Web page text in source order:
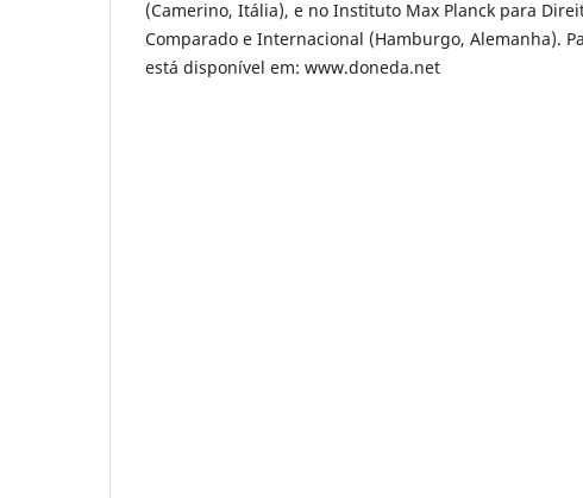
(Camerino, Itália), e no Instituto Max Planck para
Comparado e Internacional (Hamburgo, Alemanha).
está disponível em: www.doneda.net